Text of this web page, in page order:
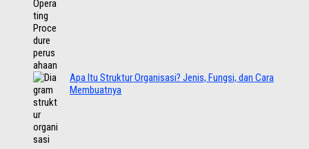
Apa Itu Struktur Organisasi? Jenis, Fungsi, dan Cara
Membuatnya